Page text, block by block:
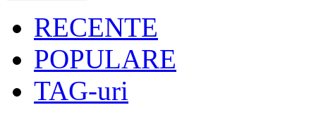
RECENTE
POPULARE
TAG-uri